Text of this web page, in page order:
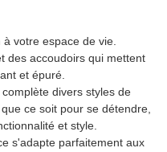
votre espace de vie.
des accoudoirs qui mettent
et épuré.
divers styles de
ce soit pour se détendre,
et style.
s'adapte parfaitement aux